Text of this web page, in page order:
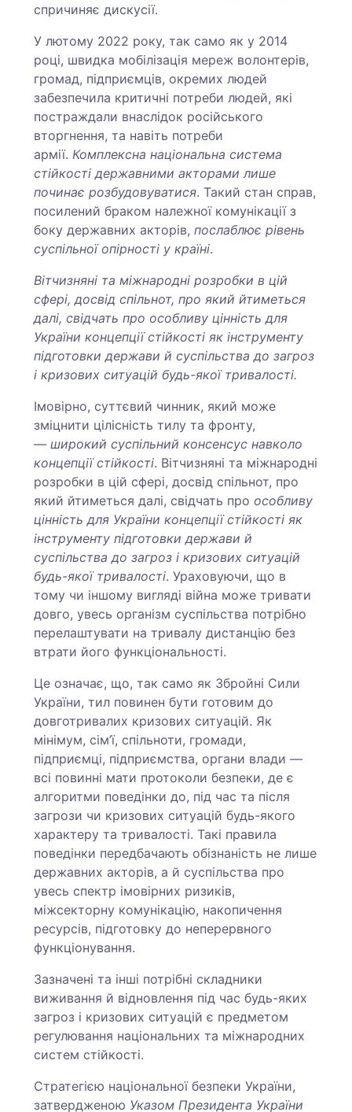
спричиняє дискусії.
У лютому 2022 року, так само як у 2014
році, швидка мобілізація мереж волонтерів,
громад, підприємців, окремих людей
забезпечила критичні потреби людей, які
постраждали внаслідок російського
вторгнення, та навіть потреби
армії. Комплексна національна система
стійкості державними акторами лише
починає розбудовуватися. Такий стан справ,
посилений браком належної комунікації з
боку державних акторів,послаблює рівень
суспільної опірності у країні.
Вітчизняні та міжнародні розробки в цій
сфері, досвід спільнот, про який йтиметься
далі, свідчать про особливу цінність для
України концепції стійкості як інструменту
підготовки держави й суспільства до загроз
і кризових ситуацій будь-якої тривалості.
Імовірно, суттєвий чинник, який може
зміцнити цілісність тилу та фронту,
—широкий суспільний консенсус навколо
концепції стійкості. Вітчизняні та міжнародні
розробки в цій сфері, досвід спільнот, про
який йтиметься далі, свідчать проособливу
цінність для України концепції стійкості як
інструменту підготовки держави й
суспільства до загроз і кризових ситуацій
будь-якої тривалості. Ураховуючи, що в
тому чи іншому вигляді війна може тривати
довго, увесь організм суспільства потрібно
перелаштувати на тривалу дистанцію без
втрати його функціональності.
Це означає, що, так само як Збройні Сили
України, тил повинен бути готовим до
довготривалих кризових ситуацій. Як
мінімум, сім’ї, спільноти, громади,
підприємці, підприємства, органи влади —
всі повинні мати протоколи безпеки, де є
алгоритми поведінки до, під час та після
загрози чи кризових ситуацій будь-якого
характеру та тривалості. Такі правила
поведінки передбачають обізнаність не лише
державних акторів, а й суспільства про
увесь спектр імовірних ризиків,
міжсекторну комунікацію, накопичення
ресурсів, підготовку до неперервного
функціонування.
Зазначені та інші потрібні складники
виживання й відновлення під час будь-яких
загроз і кризових ситуацій є предметом
регулювання національних та міжнародних
систем стійкості.
Стратегією національної безпеки України,
затвердженою Указом Президента України